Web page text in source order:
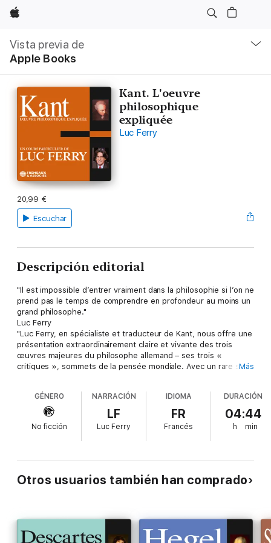
Apple
Vista previa de
Apple Books
local
Abrir
menú
Kant. L'oeuvre
philosophique
expliquée
Luc Ferry
20,99 €
Escuchar
Descripción editorial
"Il est impossible d’entrer vraiment dans la philosophie si l’on ne
prend pas le temps de comprendre en profondeur au moins un
grand philosophe."
Luc Ferry
"Luc Ferry, en spécialiste et traducteur de Kant, nous offre une
présentation extraordinairement claire et vivante des trois
œuvres majeures du philosophe allemand – ses trois «
critiques », sommets de la pensée mondiale. Avec un rare sens
introduction générale à la philosophie kantienne, Luc Ferry nous
fait découvrir, dans ce qu’elles ont de plus décisif, la Critique
de la raison pratique, la Critique de la faculté de juger et enfin
la Critique de la raison pure, œuvres monumentales de ce
penseur phare de la fin du XVIIIe siècle, contemporain de la
"Luc Ferry, comme tous les philosophes est d’abord un
professeur de philosophie. En effet, philosopher au XXIe siècle
n’a de sens qu’en prenant en compte l’histoire de cette
simple, permettant en 3 à 4 heures d’accéder à une approche
des idées d’un grand philosophe et les clés essentielles pour
pouvoir ensuite aborder son oeuvre." Patrick Frémeaux
Más
GÉNERO
No ficción
NARRACIÓN
LF
Luc Ferry
IDIOMA
FR
Francés
DURACIÓN
04:44
h min
Otros usuarios también han comprado